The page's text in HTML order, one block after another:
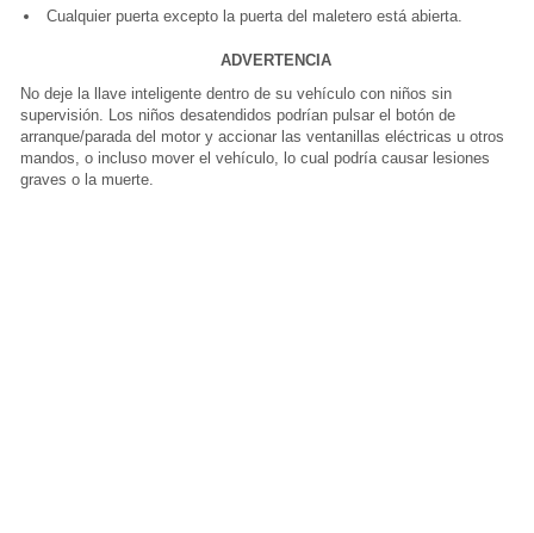
Cualquier puerta excepto la puerta del maletero está abierta.
ADVERTENCIA
No deje la llave inteligente dentro de su vehículo con niños sin
supervisión. Los niños desatendidos podrían pulsar el botón de
arranque/parada del motor y accionar las ventanillas eléctricas u otros
mandos, o incluso mover el vehículo, lo cual podría causar lesiones
graves o la muerte.